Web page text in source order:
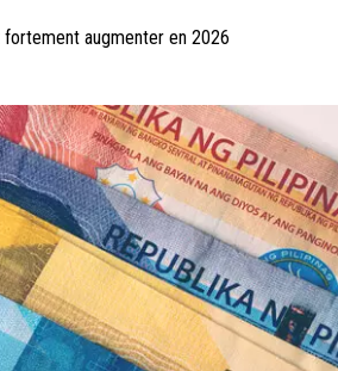
augmenter en 2026